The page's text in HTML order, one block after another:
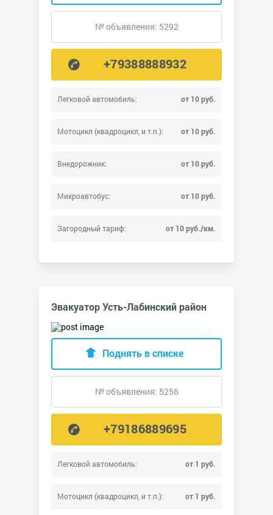
Легковой автомобиль: от 10 руб.
Мотоцикл (квадроцикл, и т.п.): от 10 руб.
Внедорожник: от 10 руб.
Микроавтобус: от 10 руб.
Загородный тариф: от 10 руб./км.
№ объявления: 5292
+79388888932
Эвакуатор Усть-Лабинский район
Легковой автомобиль: от 1 руб.
Мотоцикл (квадроцикл, и т.п.): от 1 руб.
Поднять в списке
№ объявления: 5256
+79186889695